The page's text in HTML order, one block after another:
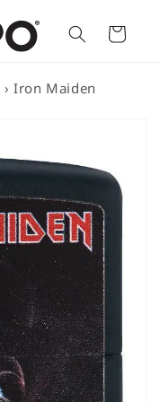
Cart
›Iron Maiden